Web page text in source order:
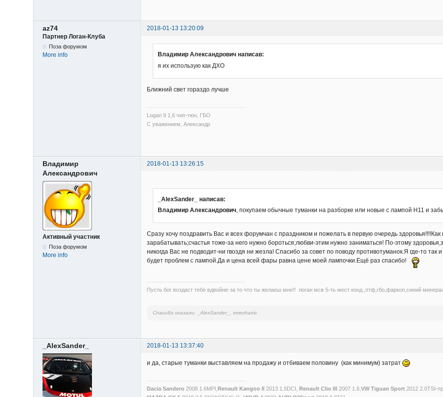
az74
2018-01-13 13:20:09
Партнер Логан-Клуба
Поза форумом
More info
Владимир Александрович написав:
я их использую как ДХО
Ближний свет гораздо лучше
Logan II 1,6 чип-тюн, ГБО
С уважением, Александр
Владимир
Александрович
2018-01-13 13:26:15
Активный участник
Поза форумом
More info
_AlexSander_ написав:
Владимир Александрович, покупаем обычные туманки на разборке или новые с лампой Н11 и
Сразу хочу поздравить Вас и всех форумчан с праздником и пожелать в первую очередь
зарабатывать;счастья тоже-за него нужно бороться;любви-этим нужно заниматься! По-этому
никогда Вас не подводит-ни гвоздя ни жезла! Спасибо за совет по поводу противотуманок.Я где-то
будет проблем с лампой.Да и цена всей фары равна цене моей лампочки.Ещё раз спасибо!
Пусть бог воздаст тебе вдвойне-за то что ты желаеш мне!! логан мсв 5-ть мест конд.,птф,гбо,фаркоп,синий
Спасибо сказали: _AlexSander_, vmechanic
_AlexSander_ 2018-01-13 13:37:40
и да, старые туманки выставляем на продажу и отбиваем половину (как минимум) затрат
Dacia Sandero 2008 1.6MPI,Renault Kangoo II 2013 1.5DCI,Renault Clio III 2007 1.6,VW Tiguan Sport 2012 2.0TSI-